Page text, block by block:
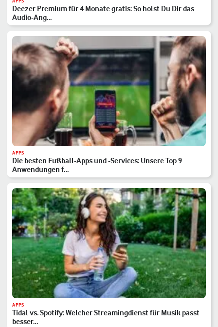
Deezer Premium für 4 Monate gratis: So holst Du Dir das
Audio-Ang…
APPS
Die besten Fußball-Apps und -Services: Unsere Top 9
Anwendungen f…
APPS
Tidal vs. Spotify: Welcher Streamingdienst für Musik passt
besser…